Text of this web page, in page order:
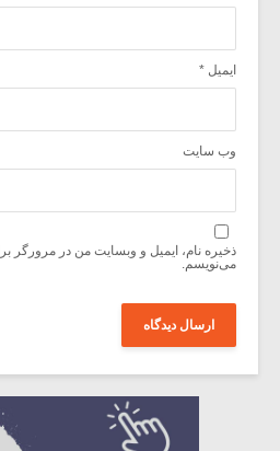
ایمیل *
وب‌ سایت
ذخیره نام، ایمیل و وبسایت من در مرورگر
می‌نویسم.